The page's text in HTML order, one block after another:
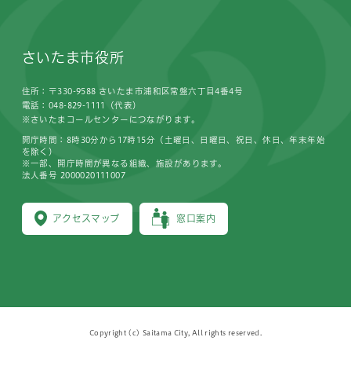
さいたま市役所
住所：〒330-9588 さいたま市浦和区常盤六丁目4番4号
電話：048-829-1111（代表）
※さいたまコールセンターにつながります。
アクセスマップ 窓口案内
開庁時間：8時30分から17時15分（土曜日、日曜日、祝日、休日、年末年始
を除く）
※一部、開庁時間が異なる組織、施設があります。
法人番号 2000020111007
Copyright (c) Saitama City, All rights reserved.